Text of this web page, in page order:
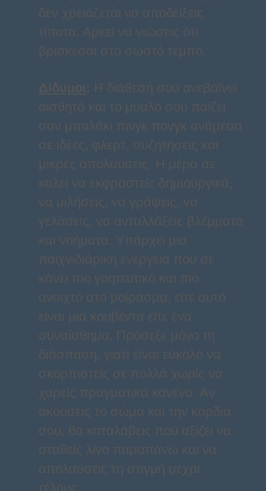
δεν χρειάζεται να αποδείξεις
τίποτα. Αρκεί να νιώσεις ότι
βρίσκεσαι στο σωστό τέμπο.
Δίδυμοι: Η διάθεσή σου ανεβαίνει
αισθητά και το μυαλό σου παίζει
σαν μπαλάκι πινγκ πονγκ ανάμεσα
σε ιδέες, φλερτ, συζητήσεις και
μικρές απολαύσεις. Η μέρα σε
καλεί να εκφραστείς δημιουργικά,
να μιλήσεις, να γράψεις, να
γελάσεις, να ανταλλάξεις βλέμματα
και νοήματα. Υπάρχει μια
παιχνιδιάρικη ενέργεια που σε
κάνει πιο γοητευτικό και πιο
ανοιχτό στο μοίρασμα, είτε αυτό
είναι μια κουβέντα είτε ένα
συναίσθημα. Πρόσεξε μόνο τη
διάσπαση, γιατί είναι εύκολο να
σκορπιστείς σε πολλά χωρίς να
χαρείς πραγματικά κανένα. Αν
ακούσεις το σώμα και την καρδιά
σου, θα καταλάβεις πού αξίζει να
σταθείς λίγο παραπάνω και να
απολαύσεις τη στιγμή μέχρι
τέλους.